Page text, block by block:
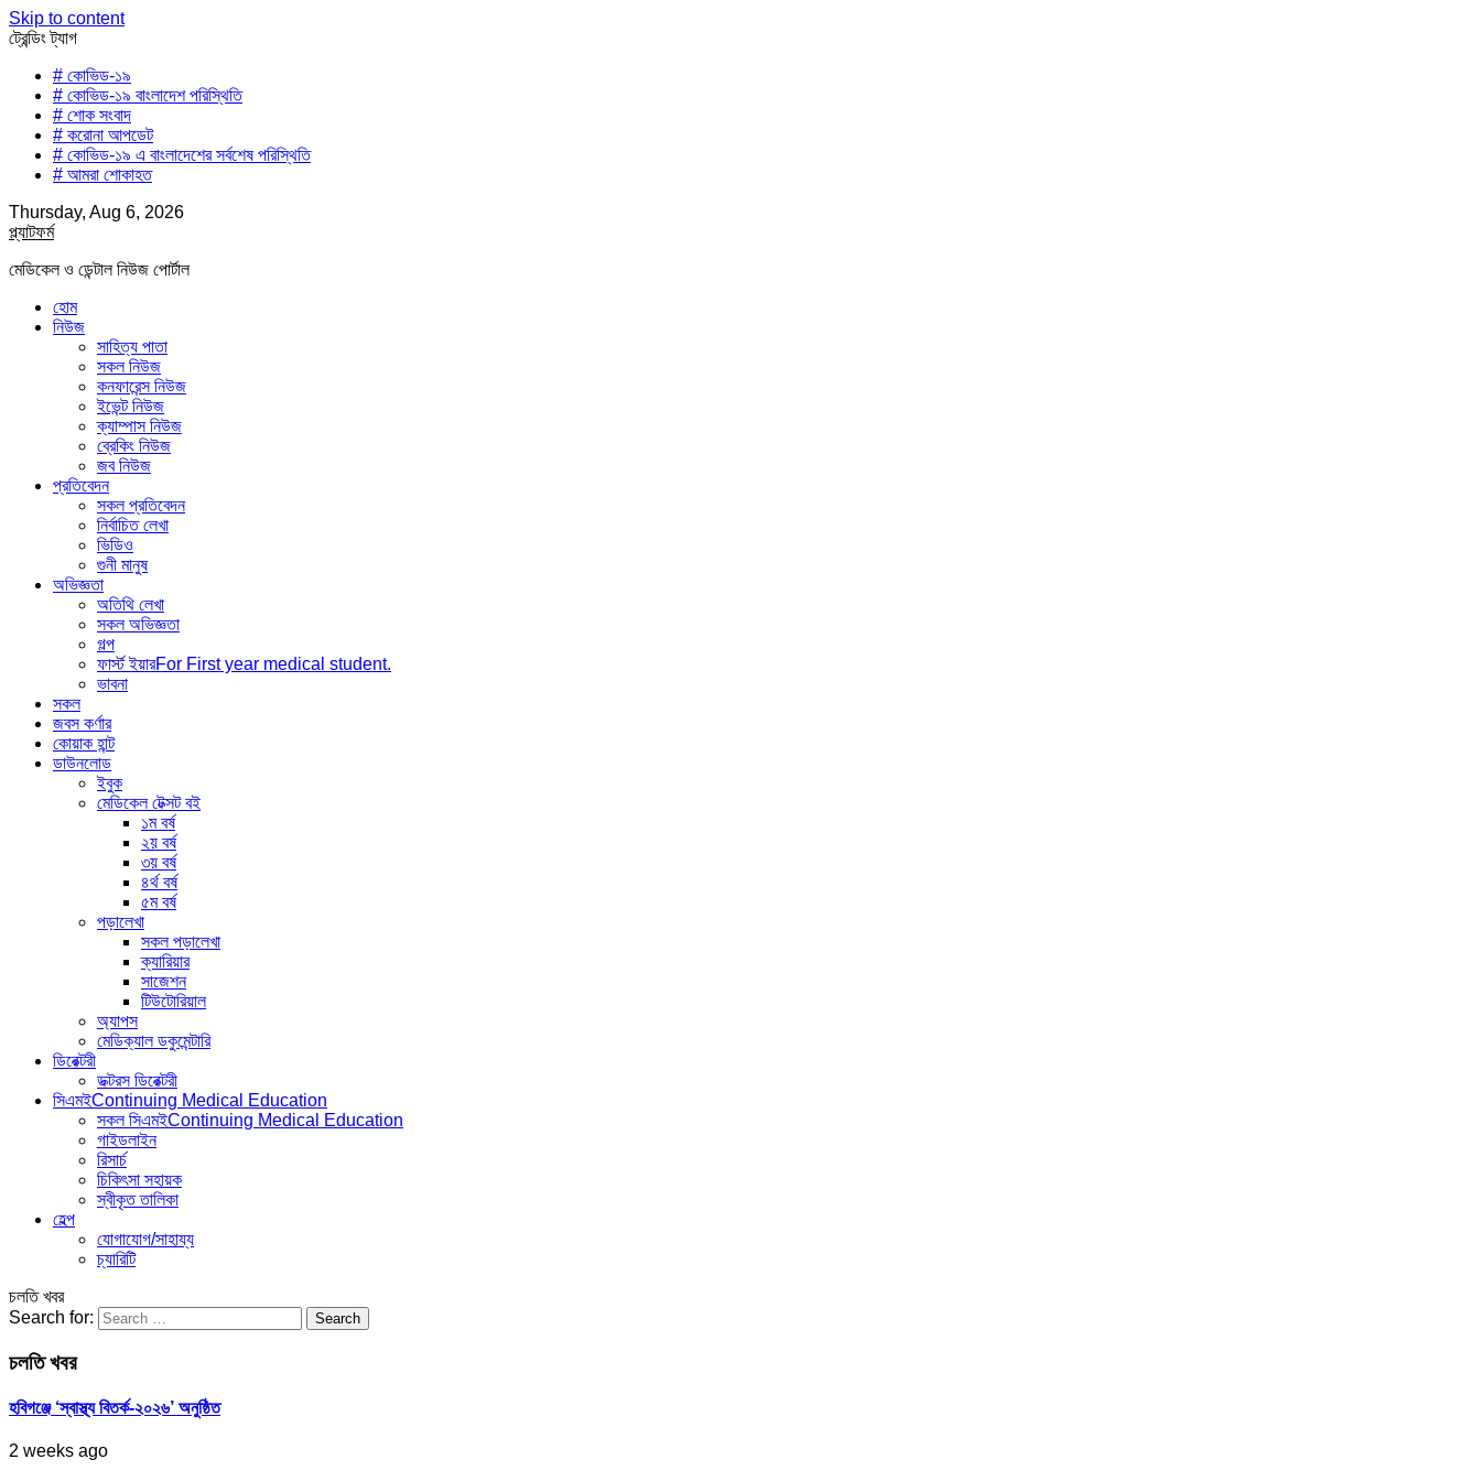
Skip to content
ট্রেন্ডিং ট্যাগ
# কোভিড-১৯
# কোভিড-১৯ বাংলাদেশ পরিস্থিতি
# শোক সংবাদ
# করোনা আপডেট
# কোভিড-১৯ এ বাংলাদেশের সর্বশেষ পরিস্থিতি
# আমরা শোকাহত
Thursday, Aug 6, 2026
প্ল্যাটফর্ম
মেডিকেল ও ডেন্টাল নিউজ পোর্টাল
হোম
নিউজ
সাহিত্য পাতা
সকল নিউজ
কনফারেন্স নিউজ
ইভেন্ট নিউজ
ক্যাম্পাস নিউজ
ব্রেকিং নিউজ
জব নিউজ
প্রতিবেদন
সকল প্রতিবেদন
নির্বাচিত লেখা
ভিডিও
গুনী মানুষ
অভিজ্ঞতা
অতিথি লেখা
সকল অভিজ্ঞতা
গল্প
ফার্স্ট ইয়ারFor First year medical student.
ভাবনা
সকল
জবস কর্ণার
কোয়াক হান্ট
ডাউনলোড
ইবুক
মেডিকেল টেক্সট বই
১ম বর্ষ
২য় বর্ষ
৩য় বর্ষ
৪র্থ বর্ষ
৫ম বর্ষ
পড়ালেখা
সকল পড়ালেখা
ক্যারিয়ার
সাজেশন
টিউটোরিয়াল
অ্যাপস
মেডিক্যাল ডকুমেন্টারি
ডিরেক্টরী
ডক্টরস ডিরেক্টরী
সিএমইContinuing Medical Education
সকল সিএমইContinuing Medical Education
গাইডলাইন
রিসার্চ
চিকিৎসা সহায়ক
স্বীকৃত তালিকা
হেল্প
যোগাযোগ/সাহায্য
চ্যারিটি
চলতি খবর
Search for:
চলতি খবর
হবিগঞ্জে ‘স্বাস্থ্য বিতর্ক-২০২৬’ অনুষ্ঠিত
2 weeks ago